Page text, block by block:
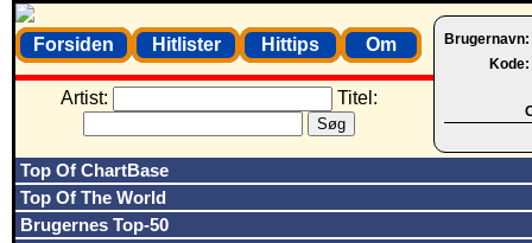
Brugernavn:
Kode:
Forsiden Hitlister Hittips Om
Artist: Titel:
Top Of ChartBase
Top Of The World
Brugernes Top-50